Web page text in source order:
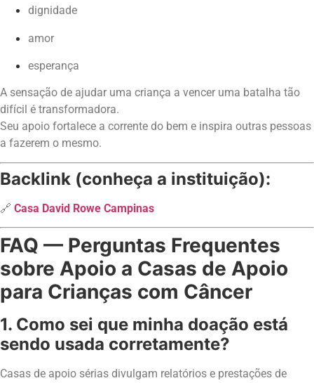
dignidade
amor
esperança
A sensação de ajudar uma criança a vencer uma batalha tão
difícil é transformadora.
Seu apoio fortalece a corrente do bem e inspira outras pessoas
a fazerem o mesmo.
Backlink (conheça a instituição):
🔗 Casa David Rowe Campinas
FAQ — Perguntas Frequentes
sobre Apoio a Casas de Apoio
para Crianças com Câncer
1. Como sei que minha doação está
sendo usada corretamente?
Casas de apoio sérias divulgam relatórios e prestações de